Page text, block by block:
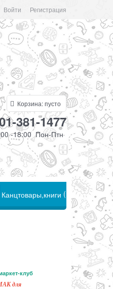
Войти Регистрация
Корзина:пусто
381-1477
-18:00 Пон-Птн
Канцтовары,книги (104)
клуб
для